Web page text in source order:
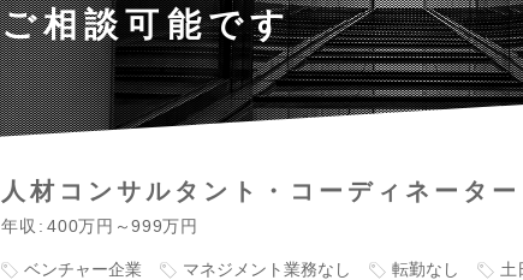
ご相談可能です
人材コンサルタント・コーディネーター
年収 400万円～999万円
ベンチャー企業 マネジメント業務なし 転勤なし 土